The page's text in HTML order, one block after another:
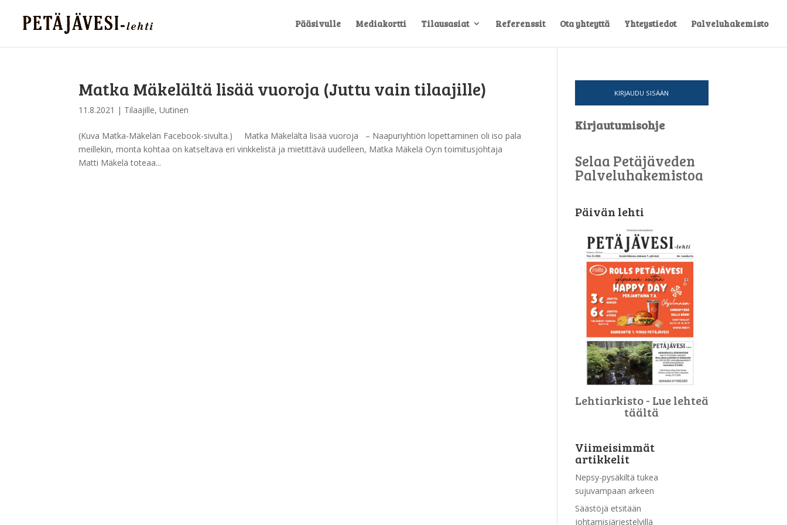
Pääsivulle Mediakortti Tilausasiat Referenssit Ota yhteyttä Yhteystiedot Palveluhakemisto
Matka Mäkelältä lisää vuoroja (Juttu vain tilaajille)
11.8.2021 | Tilaajille,Uutinen
(Kuva Matka-Mäkelän Facebook-sivulta.) Matka Mäkelältä lisää vuoroja – Naapuriyhtiön lopettaminen oli iso pala
meillekin, monta kohtaa on katseltava eri vinkkelistä ja mietittävä uudelleen, Matka Mäkelä Oy:n toimitusjohtaja
Matti Mäkelä toteaa...
KIRJAUDU SISÄÄN
Kirjautumisohje
Selaa Petäjäveden
Palveluhakemistoa
Päivän lehti
Lehtiarkisto - Lue lehteä
täältä
Viimeisimmät
artikkelit
Nepsy-pysäkiltä tukea
sujuvampaan arkeen
Säästöjä etsitään
johtamisjärjestelyillä